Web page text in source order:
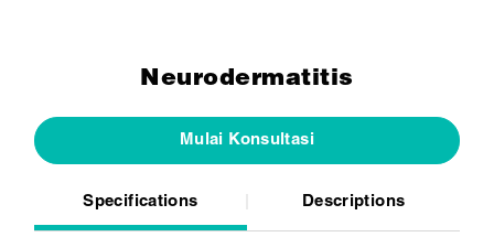
Neurodermatitis
Mulai Konsultasi
Specifications Descriptions